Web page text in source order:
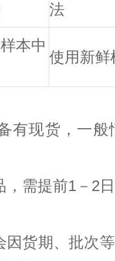
法
本中
使用新鲜
有现货，一
，需提前1－2
因货期、批次